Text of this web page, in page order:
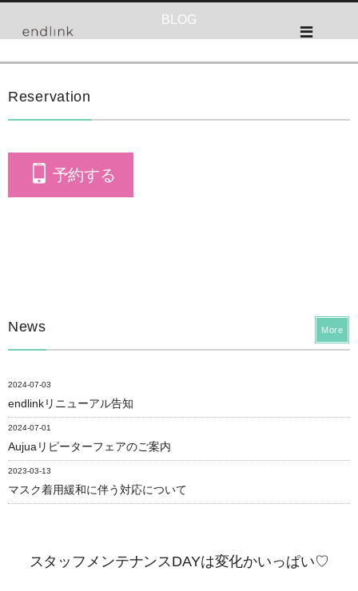
BLOG
Reservation
予約する
News
2024-07-03
endlinkリニューアル告知
2024-07-01
Aujuaリピーターフェアのご案内
2023-03-13
マスク着用緩和に伴う対応について
More
スタッフメンテナンスDAYは変化かいっぱい♡